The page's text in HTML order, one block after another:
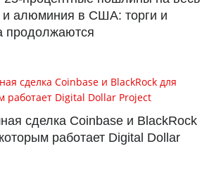
и алюминия в США: торги и
продолжаются
сделка Coinbase и BlackRock
работает Digital Dollar